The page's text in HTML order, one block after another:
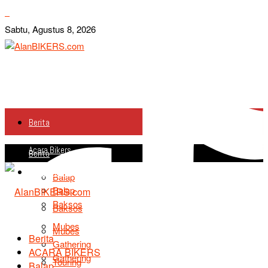
Sabtu, Agustus 8, 2026
Berita
Acara Bikers
Balap
Baksos
Mubes
Gathering
Berita
Acara Bikers
Balap
Baksos
Mubes
Gathering
Touring
Berita
ACARA BIKERS